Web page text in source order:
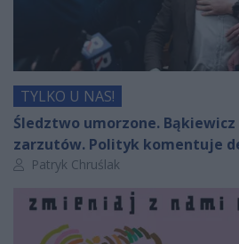
TYLKO U NAS!
Śledztwo umorzone. Bąkiewicz
zarzutów. Polityk komentuje
Autor artykułu:
Patryk Chruślak